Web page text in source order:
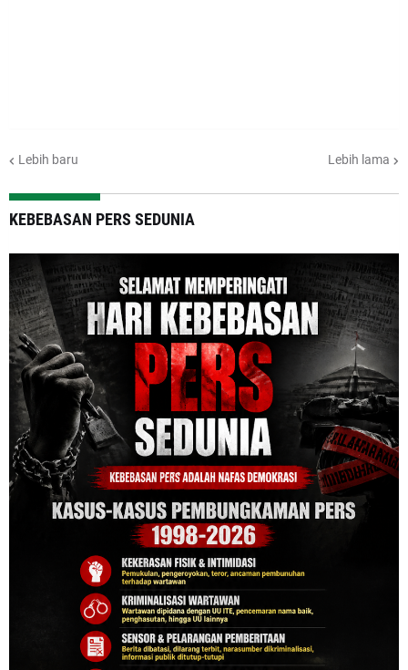
Lebih baru Lebih lama
KEBEBASAN PERS SEDUNIA